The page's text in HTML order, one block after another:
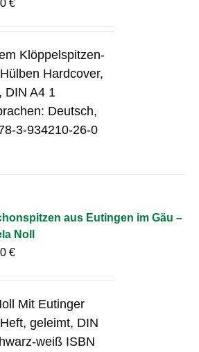
€
Klöppelspitzen-
Hardcover,
DIN A4 1
Deutsch,
3-934210-26-0
aus Eutingen im Gäu –
Noll
€
Mit Eutinger
geleimt, DIN
weiß ISBN